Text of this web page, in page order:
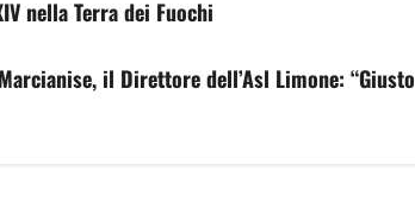
nella Terra dei Fuochi
il Direttore dell’Asl Limone: “Giusto